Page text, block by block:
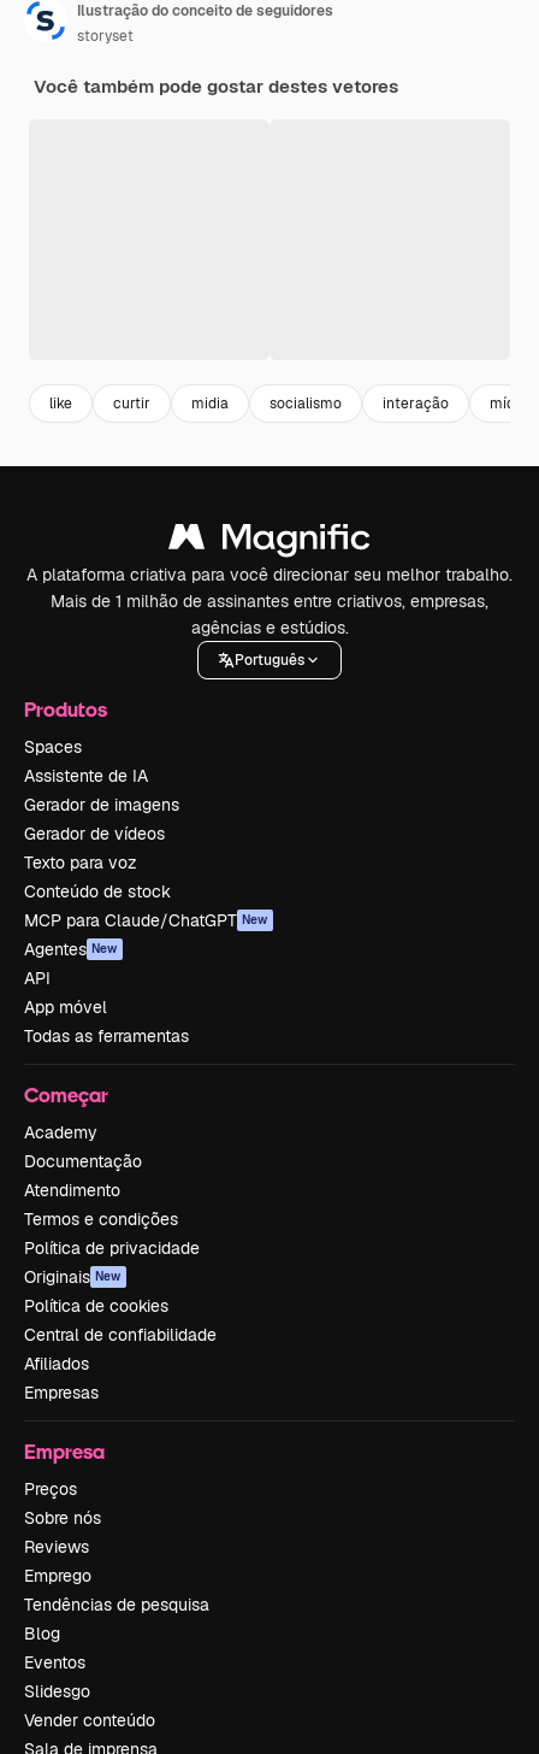
Ilustração do conceito de seguidores
storyset
Você também pode gostar destes vetores
like curtir midia socialismo interação mídias
A plataforma criativa para você direcionar seu melhor trabalho.
Mais de 1 milhão de assinantes entre criativos, empresas,
agências e estúdios.
Português
Produtos
Spaces
Assistente de IA
Gerador de imagens
Gerador de vídeos
Texto para voz
Conteúdo de stock
MCP para Claude/ChatGPT New
Agentes New
API
App móvel
Todas as ferramentas
Começar
Academy
Documentação
Atendimento
Termos e condições
Política de privacidade
Originais New
Política de cookies
Central de confiabilidade
Afiliados
Empresas
Empresa
Preços
Sobre nós
Reviews
Emprego
Tendências de pesquisa
Blog
Eventos
Slidesgo
Vender conteúdo
Sala de imprensa